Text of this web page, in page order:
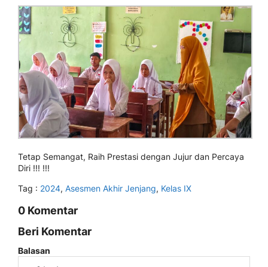
Tetap Semangat, Raih Prestasi dengan Jujur dan Percaya
Diri !!! !!!
Tag : 2024, Asesmen Akhir Jenjang, Kelas IX
0 Komentar
Beri Komentar
Balasan